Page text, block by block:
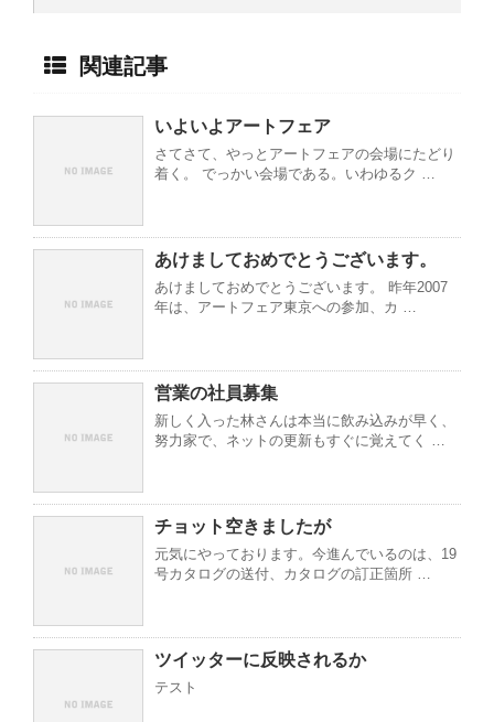
関連記事
いよいよアートフェア
さてさて、やっとアートフェアの会場にたどり
着く。 でっかい会場である。いわゆるク …
あけましておめでとうございます。
あけましておめでとうございます。 昨年2007
年は、アートフェア東京への参加、カ …
営業の社員募集
新しく入った林さんは本当に飲み込みが早く、
努力家で、ネットの更新もすぐに覚えてく …
チョット空きましたが
元気にやっております。今進んでいるのは、19
号カタログの送付、カタログの訂正箇所 …
ツイッターに反映されるか
テスト